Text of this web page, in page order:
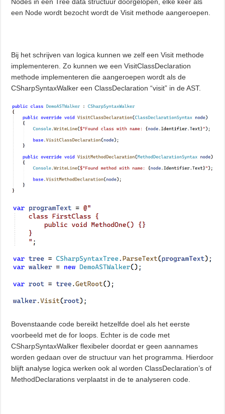
een Node wordt bezocht wordt de Visit methode aangeroepen.
Bij het schrijven van logica kunnen we zelf een Visit methode
implementeren. Zo kunnen we een VisitClassDeclaration
methode implementeren die aangeroepen wordt als de
CSharpSyntaxWalker een ClassDeclaration “visit” in de AST.
Bovenstaande code bereikt hetzelfde doel als het eerste
voorbeeld met de for loops. Echter is de code met
CSharpSyntaxWalker flexibeler doordat er geen aannames
worden gedaan over de structuur van het programma. Hierdoor
blijft analyse logica werken ook al worden ClassDeclaration’s of
MethodDeclarations verplaatst in de te analyseren code.